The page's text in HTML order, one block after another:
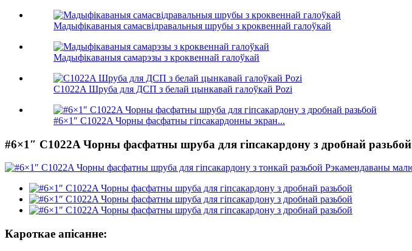
Мадыфікаваныя самасвідравальныя шрубы з кроквеннай галоўкай
Мадыфікаваныя самарэзы з кроквеннай галоўкай
C1022A Шруба для ДСП з белай цынкавай галоўкай Pozi
#6×1″ C1022A Чорны фасфатны гіпсакардонны экран...
#6×1″ C1022A Чорны фасфатны шруба для гіпсакардону з дробнай разьбой
Кароткае апісанне: